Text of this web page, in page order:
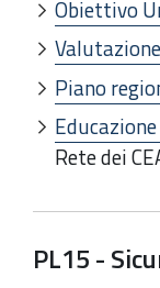
Obiettivo
Piano
Rete dei
PL15 -